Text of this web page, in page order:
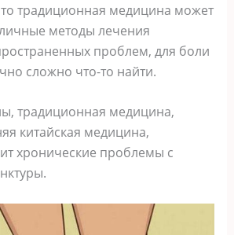
традиционная медицина может
методы лечения
проблем, для боли
сложно что-то найти.
традиционная медицина,
китайская медицина,
хронические проблемы с